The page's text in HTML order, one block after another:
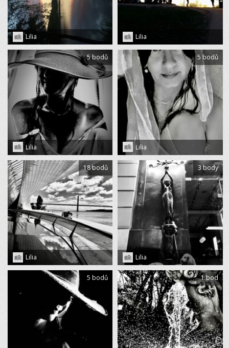
Lilia Lilia
Lilia
5 bodů
Lilia
5 bodů
Lilia
18 bodů
Lilia
3 body
5 bodů 1 bod